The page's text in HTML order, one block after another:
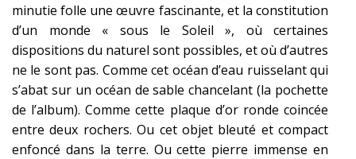
minutie folle une œuvre fascinante, et la constitution
d’un monde « sous le Soleil », où certaines
dispositions du naturel sont possibles, et où d’autres
ne le sont pas. Comme cet océan d’eau ruisselant qui
s’abat sur un océan de sable chancelant (la pochette
de l’album). Comme cette plaque d’or ronde coincée
entre deux rochers. Ou cet objet bleuté et compact
enfoncé dans la terre. Ou cette pierre immense en